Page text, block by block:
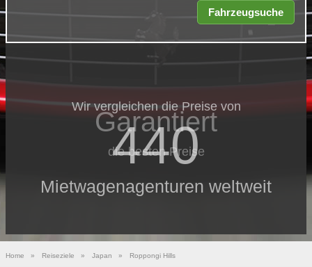
Wir vergleichen die Preise von
440
Mietwagenagenturen weltweit
Garantiert
die besten Preise
Home » Reiseziele » Japan » Roppongi Hills